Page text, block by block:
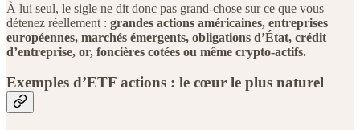
À lui seul, le sigle ne dit donc pas grand-chose sur ce que vous
détenez réellement : grandes actions américaines, entreprises
européennes, marchés émergents, obligations d’État, crédit
d’entreprise, or, foncières cotées ou même crypto-actifs.
Exemples d’ETF actions : le cœur le plus naturel